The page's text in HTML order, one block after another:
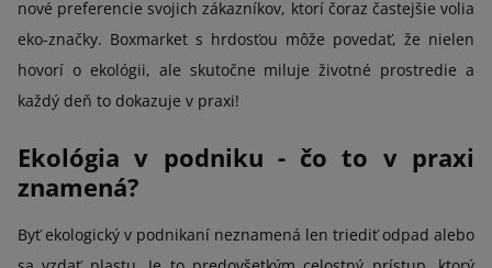
nové preferencie svojich zákazníkov, ktorí čoraz častejšie volia
eko-značky. Boxmarket s hrdosťou môže povedať, že nielen
hovorí o ekológii, ale skutočne miluje životné prostredie a
každý deň to dokazuje v praxi!
Ekológia v podniku - čo to v praxi
znamená?
Byť ekologický v podnikaní neznamená len triediť odpad alebo